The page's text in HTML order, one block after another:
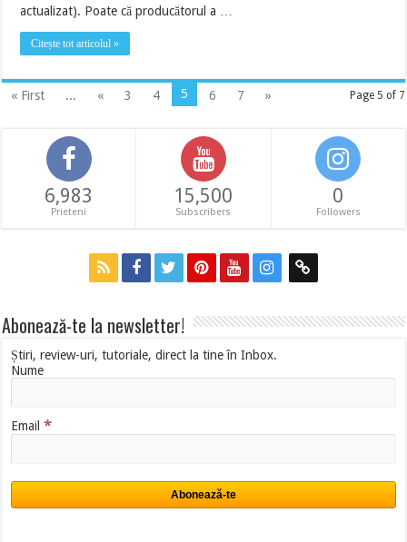
actualizat). Poate că producătorul a …
Citește tot articolul »
Page 5 of 7
« First ... « 3 4 5 6 7 »
6,983
Prieteni
15,500
Subscribers
0
Followers
Abonează-te la newsletter!
Știri, review-uri, tutoriale, direct la tine în Inbox.
Nume
Email*